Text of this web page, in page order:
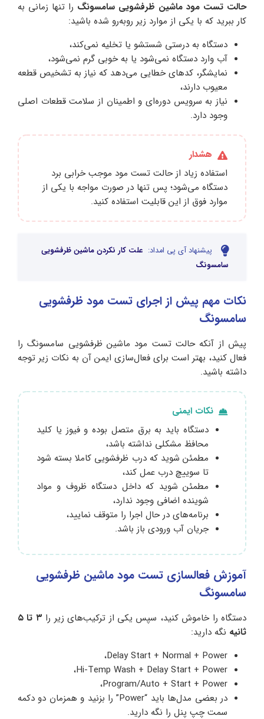
حالت تست مود ماشین ظرفشویی سامسونگ را تنها زمانی به‌
کار ببرید که با یکی از موارد زیر روبه‌رو شده باشید:
دستگاه به‌ درستی شستشو یا تخلیه نمی‌کند،
آب وارد دستگاه نمی‌شود یا به‌ خوبی گرم نمی‌شود،
نمایشگر، کدهای خطایی می‌دهد که نیاز به تشخیص قطعه
معیوب دارند،
نیاز به سرویس دوره‌ای و اطمینان از سلامت قطعات اصلی
وجود دارد.
هشدار
استفاده زیاد از حالت تست مود موجب خرابی برد
دستگاه می‌شود؛ پس تنها در صورت مواجه با یکی از
موارد فوق از این قابلیت استفاده کنید.
پیشنهاد آی پی امداد: علت کار نکردن ماشین ظرفشویی
سامسونگ
نکات مهم پیش از اجرای تست مود ظرفشویی
سامسونگ
پیش از آنکه حالت تست مود ماشین ظرفشویی سامسونگ را
فعال کنید، بهتر است برای فعال‌سازی ایمن آن به نکات زیر توجه
داشته باشید.
نکات ایمنی
دستگاه باید به برق متصل بوده و فیوز یا کلید
محافظ مشکلی نداشته باشد،
مطمئن شوید که درب ظرفشویی کاملا بسته شود
تا سوییچ درب عمل کند،
مطمئن شوید که داخل دستگاه ظروف و مواد
شوینده اضافی وجود ندارد،
برنامه‌های در حال اجرا را متوقف نمایید،
جریان آب ورودی باز باشد.
آموزش فعالسازی تست مود ماشین ظرفشویی
سامسونگ
دستگاه را خاموش کنید، سپس یکی از ترکیب‌های زیر را
۳ تا ۵
ثانیه نگه دارید:
Delay Start + Normal + Power،
Hi-Temp Wash + Delay Start + Power،
Program/Auto + Start + Power،
در بعضی مدل‌ها باید “Power” را بزنید و همزمان دو دکمه
سمت چپ پنل را نگه دارید.